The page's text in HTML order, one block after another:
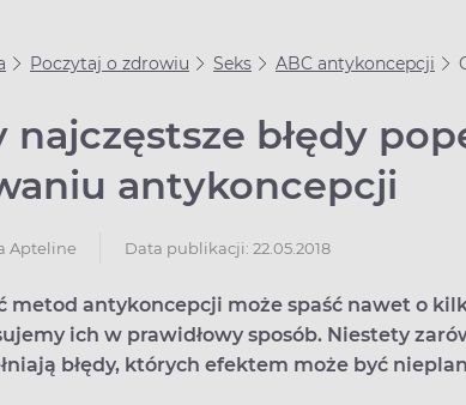
Poczytaj o zdrowiu Seks ABC antykoncepcji
najczęstsze błędy
antykoncepcji
Apteline Data publikacji: 22.05.2018
metod antykoncepcji może spaść nawet o
ich w prawidłowy sposób. Niestety
błędy, których efektem może być